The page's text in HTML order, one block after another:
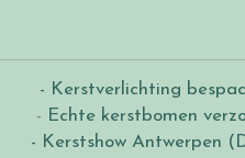
- Kerstverlichting
- Echte kerstbomen
- Kerstshow Antwerpen